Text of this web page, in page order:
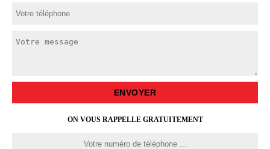
ON VOUS RAPPELLE GRATUITEMENT